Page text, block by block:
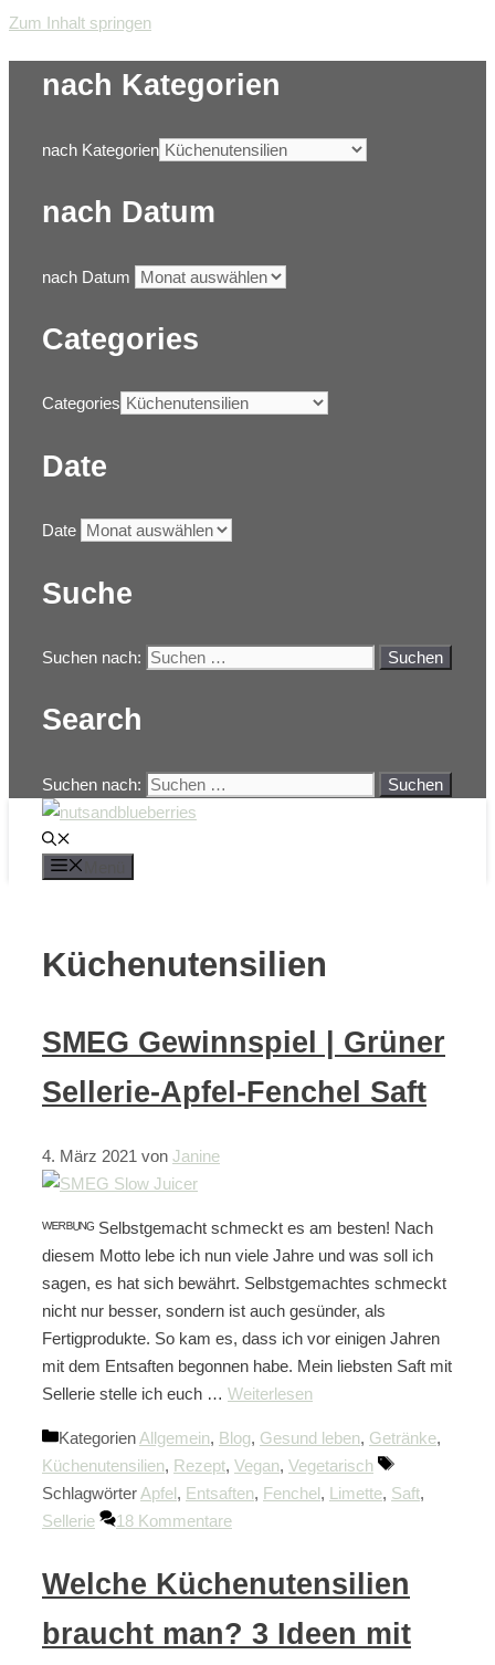
Zum Inhalt springen
nach Kategorien
nach Kategorien
nach Datum
nach Datum
Categories
Categories
Date
Date
Suche
Suchen nach:
Search
Suchen nach:
Küchenutensilien
SMEG Gewinnspiel | Grüner
Sellerie-Apfel-Fenchel Saft
4. März 2021 von Janine
ᵂᴱᴿᴮᵁᴺᴳ Selbstgemacht schmeckt es am besten! Nach
diesem Motto lebe ich nun viele Jahre und was soll ich
sagen, es hat sich bewährt. Selbstgemachtes schmeckt
nicht nur besser, sondern ist auch gesünder, als
Fertigprodukte. So kam es, dass ich vor einigen Jahren
mit dem Entsaften begonnen habe. Mein liebsten Saft mit
Sellerie stelle ich euch … Weiterlesen
KategorienAllgemein, Blog, Gesund leben, Getränke,
Küchenutensilien, Rezept, Vegan, Vegetarisch
SchlagwörterApfel , Entsaften, Fenchel , Limette, Saft,
Sellerie
18 Kommentare
Welche Küchenutensilien
braucht man? 3 Ideen mit